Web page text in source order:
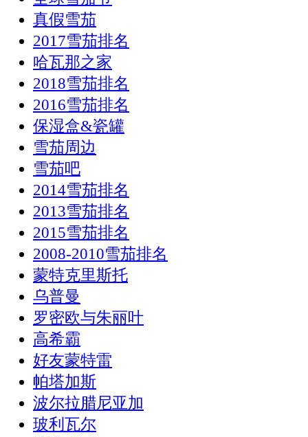
真假雪茄
2017雪茄排名
哈瓦那之家
2018雪茄排名
2016雪茄排名
保湿盒&瓷罐
雪茄周边
雪茄吧
2014雪茄排名
2013雪茄排名
2015雪茄排名
2008-2010雪茄排名
蒙特克里斯托
乌普曼
罗密欧与朱丽叶
高希霸
好友蒙特雷
帕塔加斯
波尔拉腊尼亚加
玻利瓦尔